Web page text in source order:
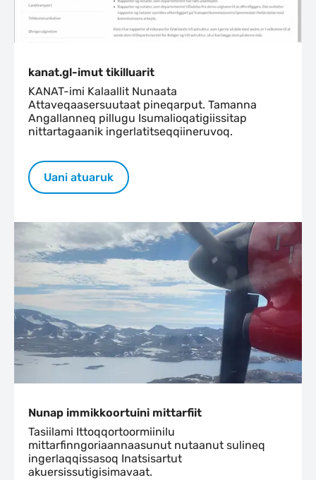
kanat.gl-imut tikilluarit
KANAT-imi Kalaallit Nunaata
Attaveqaasersuutaat pineqarput. Tamanna
Angallanneq pillugu Isumalioqatigiissitap
nittartagaanik ingerlatitseqqiineruvoq.
Uani atuaruk
Nunap immikkoortuini mittarfiit
Tasiilami Ittoqqortoormiinilu
mittarfinngoriaannaasunut nutaanut sulineq
ingerlaqqissasoq Inatsisartut
akuersissutigisimavaat.